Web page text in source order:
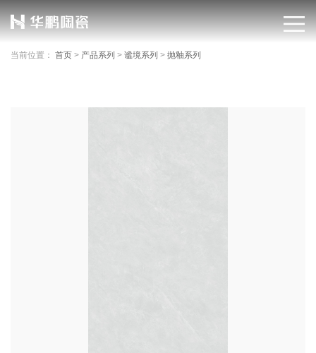
当前位置： 首页 > 产品系列 > 谧境系列 > 抛釉系列